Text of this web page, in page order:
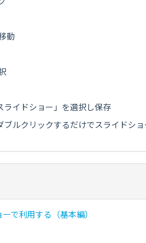
動
イドショー」を選択し保存
ルクリックするだけでスライドショ
で利用する（基本編）